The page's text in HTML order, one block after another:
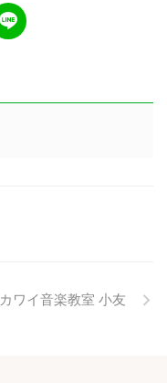
カワイ音楽教室 小友